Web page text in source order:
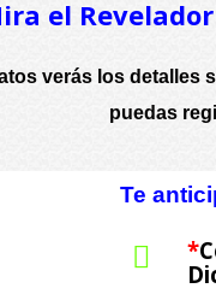
el
verás los detalles
puedas
Te
*